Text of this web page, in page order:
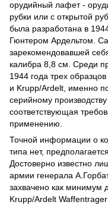
орудийный лафет -
рубки или с открытой
была разработана в
Гюнтером Ардельтом.
зарекомендовавшей
калибра 8,8 см. Среди
1944 года трех
и Krupp/Ardelt, именно
серийному
соответствующая
применению
Точной информации о
типа нет,
Достоверно известно
армии генерала
захвачено как
Krupp/Ardelt